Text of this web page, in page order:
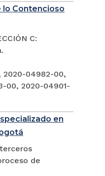
lo Contencioso
C:
2020-04982-00,
00, 2020-04901-
en
de